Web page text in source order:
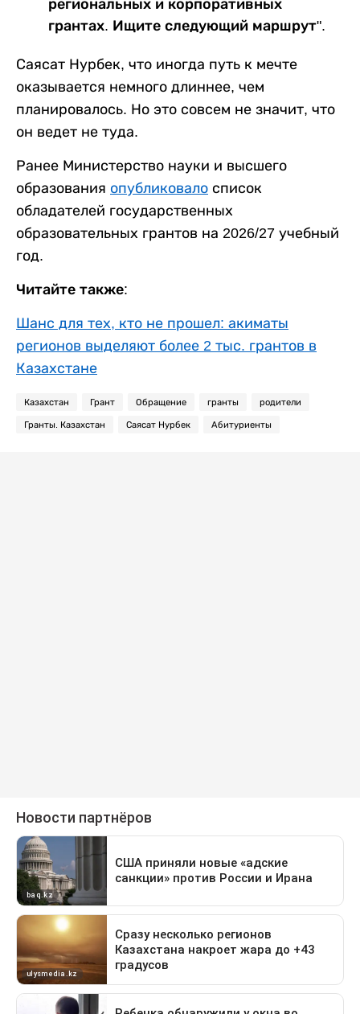
региональных и корпоративных
грантах. Ищите следующий маршрут".
Саясат Нурбек, что иногда путь к мечте
оказывается немного длиннее, чем
планировалось. Но это совсем не значит, что
он ведет не туда.
Ранее Министерство науки и высшего
образования опубликовало список
обладателей государственных
образовательных грантов на 2026/27 учебный
год.
Читайте также:
Шанс для тех, кто не прошел: акиматы
регионов выделяют более 2 тыс. грантов в
Казахстане
Казахстан Грант Обращение гранты родители
Гранты. Казахстан Саясат Нурбек Абитуриенты